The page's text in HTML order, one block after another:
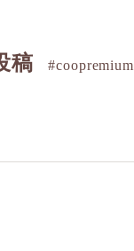
稿 #coopremium